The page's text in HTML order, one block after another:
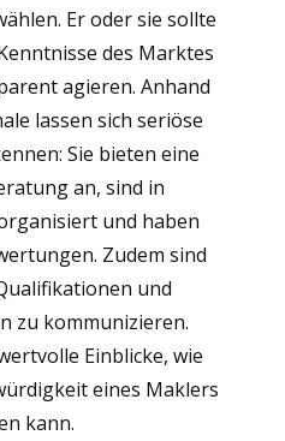
Er oder sie sollte
des Marktes
agieren. Anhand
lassen sich seriöse
Sie bieten eine
an, sind in
und haben
Zudem sind
und
zu kommunizieren.
Einblicke, wie
eines Maklers
kann.